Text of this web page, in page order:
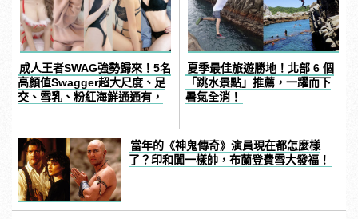
成人王者SWAG強勢歸來！5名
高顏值Swagger超大尺度、足
交、雪乳、粉紅海鮮通通有，
夏季最佳旅遊勝地！北部 6 個
「跳水景點」推薦，一躍而下
暑氣全消！
當年的《神鬼傳奇》演員現在都怎麼樣
了？印和闐一樣帥，布蘭登費雪大發福！